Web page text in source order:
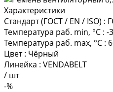
Характеристики
Стандарт (ГОСТ / EN / ISO) :
Температура раб. min, °C : -
Температура раб. max, °C :
Цвет : Чёрный
Линейка : VENDABELT
/ шт
-%